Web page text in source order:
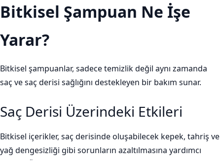
Bitkisel Şampuan Ne İşe
Yarar?
Bitkisel şampuanlar, sadece temizlik değil aynı zamanda
saç ve saç derisi sağlığını destekleyen bir bakım sunar.
Saç Derisi Üzerindeki Etkileri
Bitkisel içerikler, saç derisinde oluşabilecek kepek, tahriş ve
yağ dengesizliği gibi sorunların azaltılmasına yardımcı